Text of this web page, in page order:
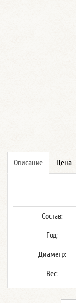
Описание Цена
Состав:
Год:
Диаметр:
Вес: